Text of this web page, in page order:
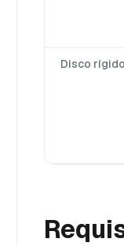
Disco rígido